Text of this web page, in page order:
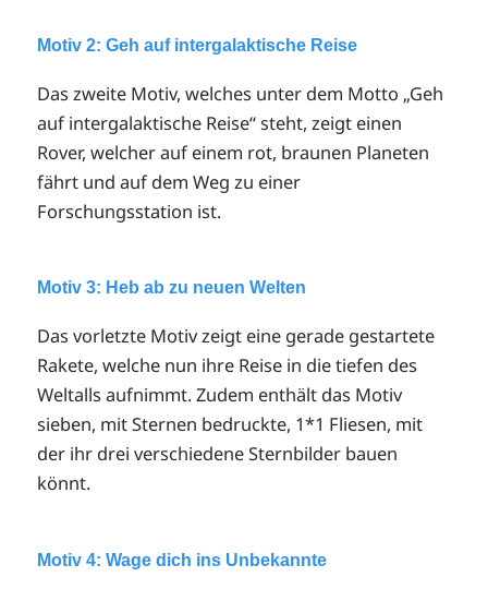
Motiv 2: Geh auf intergalaktische Reise
Das zweite Motiv, welches unter dem Motto „Geh
auf intergalaktische Reise“ steht, zeigt einen
Rover, welcher auf einem rot, braunen Planeten
fährt und auf dem Weg zu einer
Forschungsstation ist.
Motiv 3: Heb ab zu neuen Welten
Das vorletzte Motiv zeigt eine gerade gestartete
Rakete, welche nun ihre Reise in die tiefen des
Weltalls aufnimmt. Zudem enthält das Motiv
sieben, mit Sternen bedruckte, 1*1 Fliesen, mit
der ihr drei verschiedene Sternbilder bauen
könnt.
Motiv 4: Wage dich ins Unbekannte